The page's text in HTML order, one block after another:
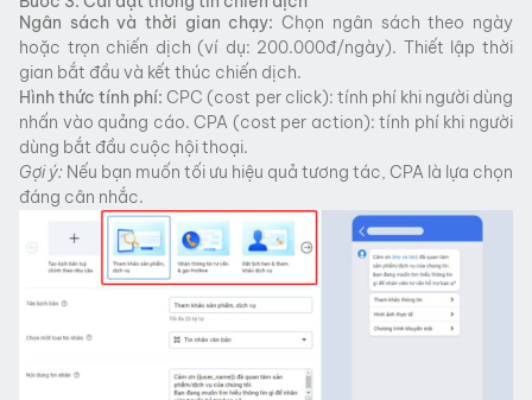
Ngân sách và thời gian chạy:Chọn ngân sách theo ngày
hoặc trọn chiến dịch (ví dụ: 200.000đ/ngày). Thiết lập thời
gian bắt đầu và kết thúc chiến dịch.
Hình thức tính phí:CPC (cost per click): tính phí khi người dùng
nhấn vào quảng cáo. CPA (cost per action): tính phí khi người
dùng bắt đầu cuộc hội thoại.
Gợi ý: Nếu bạn muốn tối ưu hiệu quả tương tác, CPA là lựa chọn
đáng cân nhắc.